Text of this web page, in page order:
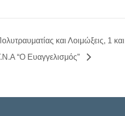
και Λοιμώξεις, 1
“Ο Ευαγγελισμός”